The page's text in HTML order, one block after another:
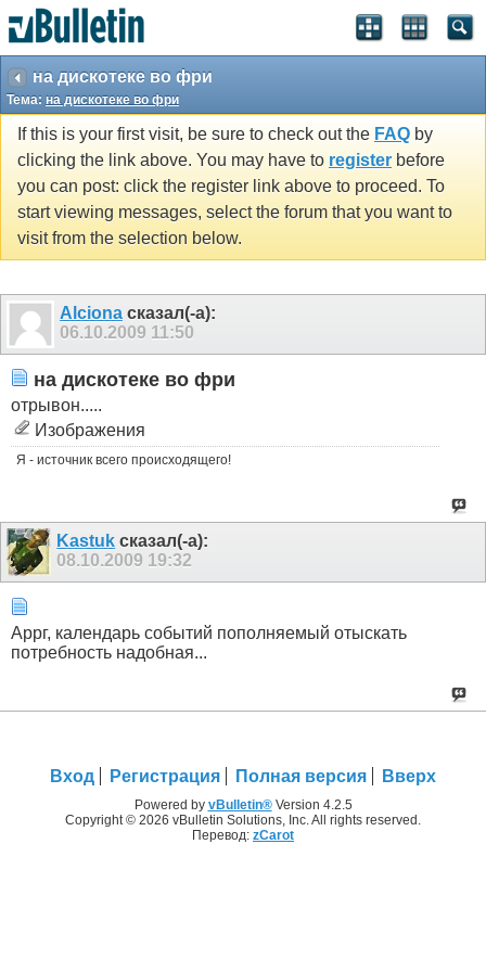
на дискотеке во фри
Тема: на дискотеке во фри
If this is your first visit, be sure to check out the FAQ by
clicking the link above. You may have to register before
you can post: click the register link above to proceed. To
start viewing messages, select the forum that you want to
visit from the selection below.
Alciona сказал(-а):
06.10.2009 11:50
на дискотеке во фри
отрывон.....
Изображения
Я - источник всего происходящего!
Kastuk сказал(-а):
08.10.2009 19:32
Аррг, календарь событий пополняемый отыскать
потребность надобная...
Вход Регистрация Полная версия Вверх
Powered by vBulletin®Version 4.2.5
Copyright © 2026 vBulletin Solutions, Inc. All rights reserved.
Перевод: zCarot